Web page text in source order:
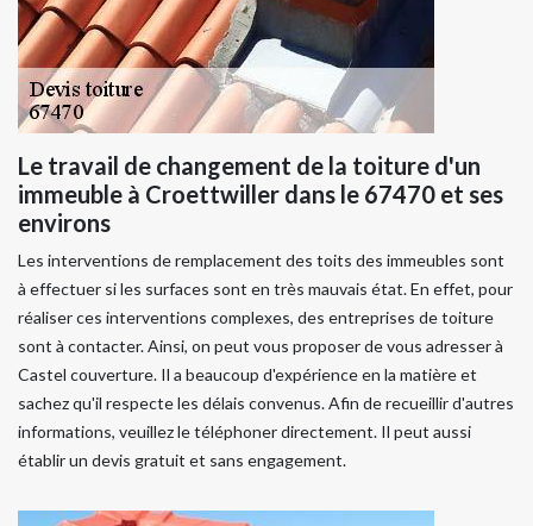
Le travail de changement de la toiture d'un
immeuble à Croettwiller dans le 67470 et ses
environs
Les interventions de remplacement des toits des immeubles sont
à effectuer si les surfaces sont en très mauvais état. En effet, pour
réaliser ces interventions complexes, des entreprises de toiture
sont à contacter. Ainsi, on peut vous proposer de vous adresser à
Castel couverture. Il a beaucoup d'expérience en la matière et
sachez qu'il respecte les délais convenus. Afin de recueillir d'autres
informations, veuillez le téléphoner directement. Il peut aussi
établir un devis gratuit et sans engagement.